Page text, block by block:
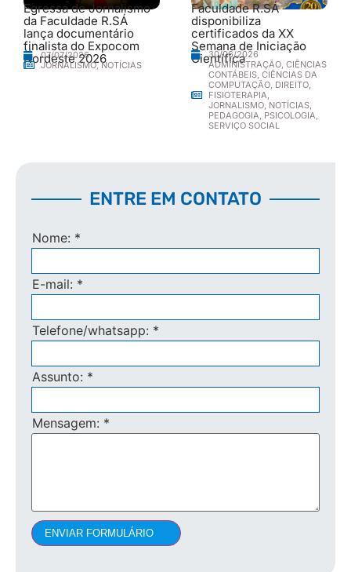
Egressa de Jornalismo
da Faculdade R.SÁ
lança documentário
finalista do Expocom
Nordeste 2026
07/07/2026
JORNALISMO,NOTÍCIAS
Faculdade R.SÁ
disponibiliza
certificados da XX
Semana de Iniciação
Científica
30/06/2026
ADMINISTRAÇÃO, CIÊNCIAS
CONTÁBEIS, CIÊNCIAS DA
COMPUTAÇÃO, DIREITO,
FISIOTERAPIA,
JORNALISMO, NOTÍCIAS,
PEDAGOGIA, PSICOLOGIA,
SERVIÇO SOCIAL
ENTRE EM CONTATO
Nome: *
E-mail: *
Telefone/whatsapp: *
Assunto: *
Mensagem: *
ENVIAR FORMULÁRIO